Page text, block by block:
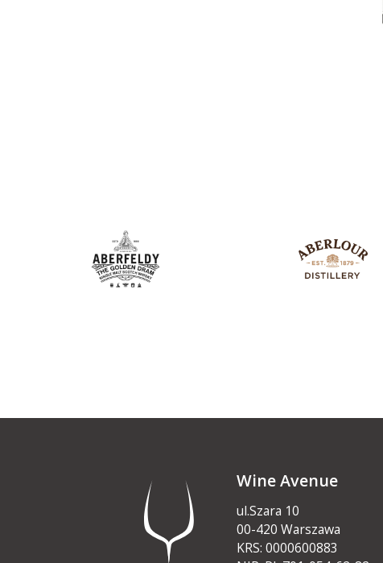
Wine Avenue
ul.Szara 10
00-420 Warszawa
KRS: 0000600883